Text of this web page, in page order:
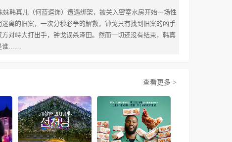
韩真儿（何蓝逗饰）遭遇绑架，被关入密室水房开始一场性
离的旧案，一次分秒必争的解救，钟戈只有找到旧案的凶手
对峙大打出手，钟戈误杀泽田。然而一切还没有结束，韩真
谁……
查看更多 >